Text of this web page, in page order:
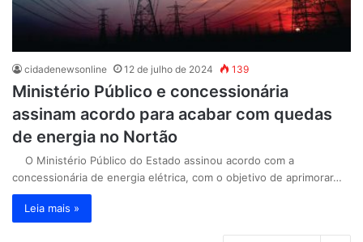
cidadenewsonline 12 de julho de 2024 139
Ministério Público e concessionária
assinam acordo para acabar com quedas
de energia no Nortão
O Ministério Público do Estado assinou acordo com a
concessionária de energia elétrica, com o objetivo de aprimorar…
Leia mais »